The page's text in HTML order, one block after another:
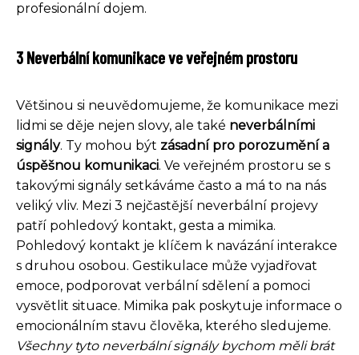
profesionální dojem.
3 Neverbální komunikace ve veřejném prostoru
Většinou si neuvědomujeme, že komunikace mezi
lidmi se děje nejen slovy, ale také neverbálními
signály. Ty mohou být zásadní pro porozumění a
úspěšnou komunikaci. Ve veřejném prostoru se s
takovými signály setkáváme často a má to na nás
veliký vliv. Mezi 3 nejčastější neverbální projevy
patří pohledový kontakt, gesta a mimika.
Pohledový kontakt je klíčem k navázání interakce
s druhou osobou. Gestikulace může vyjadřovat
emoce, podporovat verbální sdělení a pomoci
vysvětlit situace. Mimika pak poskytuje informace o
emocionálním stavu člověka, kterého sledujeme.
Všechny tyto neverbální signály bychom měli brát